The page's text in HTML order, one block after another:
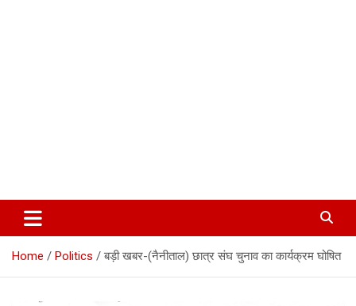
Corbett Halchal (कॉर्बेट हलचल)
Home Politics बड़ी खबर-(नैनीताल) छात्र संघ चुनाव का कार्यक्रम घोषित